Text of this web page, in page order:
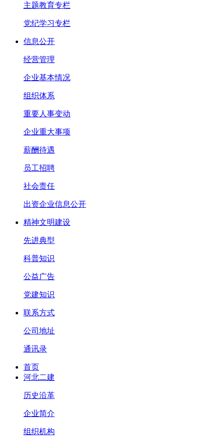
主题教育专栏
党纪学习专栏
信息公开
经营管理
企业基本情况
组织体系
重要人事变动
企业重大事项
薪酬待遇
员工招聘
社会责任
出资企业信息公开
精神文明建设
先进典型
科普知识
公益广告
党建知识
联系方式
公司地址
通讯录
首页
河北二建
历史沿革
企业简介
组织机构